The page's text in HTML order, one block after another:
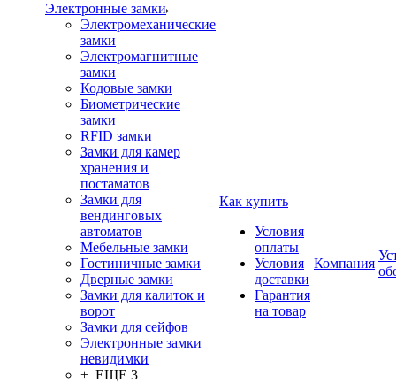
Электронные замки
Электромеханические
замки
Электромагнитные
замки
Кодовые замки
Биометрические
замки
RFID замки
Замки для камер
хранения и
постаматов
Замки для
вендинговых
автоматов
Мебельные замки
Гостиничные замки
Дверные замки
Замки для калиток и
ворот
Замки для сейфов
Электронные замки
невидимки
+ ЕЩЕ 3
Как купить
Условия
оплаты
Условия
доставки
Гарантия
на товар
Компания